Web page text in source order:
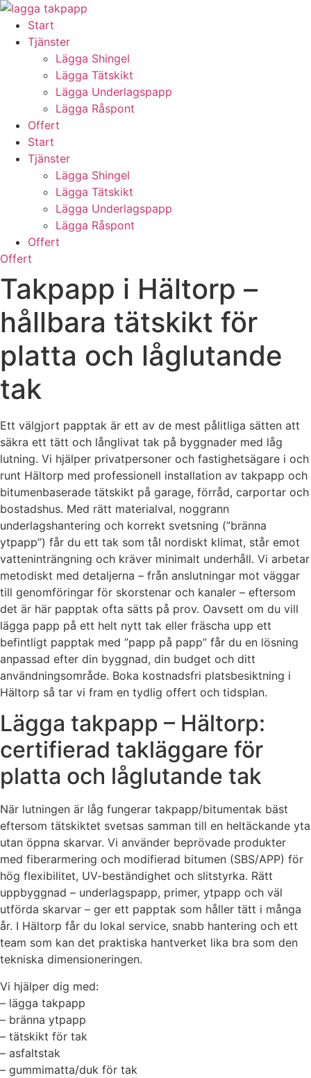
Skip
content
Start
Tjänster
Lägga Shingel
Lägga Tätskikt
Lägga Underlagspapp
Lägga Råspont
Offert
Start
Tjänster
Lägga Shingel
Lägga Tätskikt
Lägga Underlagspapp
Lägga Råspont
Offert
Offert
Takpapp i Hältorp –
hållbara tätskikt för
platta och låglutande
tak
Ett välgjort papptak är ett av de mest pålitliga sätten att
säkra ett tätt och långlivat tak på byggnader med låg
lutning. Vi hjälper privatpersoner och fastighetsägare i och
runt Hältorp med professionell installation av takpapp och
bitumenbaserade tätskikt på garage, förråd, carportar och
bostadshus. Med rätt materialval, noggrann
underlagshantering och korrekt svetsning (”bränna
ytpapp”) får du ett tak som tål nordiskt klimat, står emot
vatteninträngning och kräver minimalt underhåll. Vi arbetar
metodiskt med detaljerna – från anslutningar mot väggar
till genomföringar för skorstenar och kanaler – eftersom
det är här papptak ofta sätts på prov. Oavsett om du vill
lägga papp på ett helt nytt tak eller fräscha upp ett
befintligt papptak med ”papp på papp” får du en lösning
anpassad efter din byggnad, din budget och ditt
användningsområde. Boka kostnadsfri platsbesiktning i
Hältorp så tar vi fram en tydlig offert och tidsplan.
Lägga takpapp – Hältorp:
certifierad takläggare för
platta och låglutande tak
När lutningen är låg fungerar takpapp/bitumentak bäst
eftersom tätskiktet svetsas samman till en heltäckande yta
utan öppna skarvar. Vi använder beprövade produkter
med fiberarmering och modifierad bitumen (SBS/APP) för
hög flexibilitet, UV-beständighet och slitstyrka. Rätt
uppbyggnad – underlagspapp, primer, ytpapp och väl
utförda skarvar – ger ett papptak som håller tätt i många
år. I Hältorp får du lokal service, snabb hantering och ett
team som kan det praktiska hantverket lika bra som den
tekniska dimensioneringen.
Vi hjälper dig med:
– lägga takpapp
– bränna ytpapp
– tätskikt för tak
– asfaltstak
– gummimatta/duk för tak